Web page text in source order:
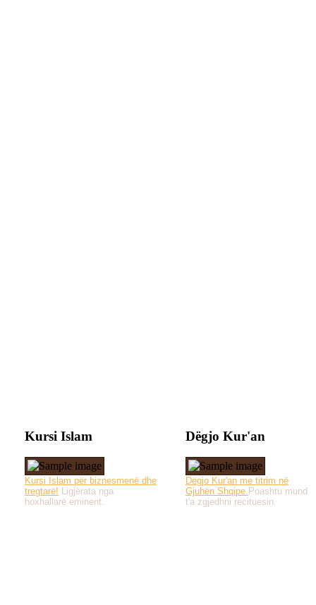
Kursi Islam
Kursi Islam për biznesmenë dhe
tregtarë! Ligjërata nga
hoxhallarë eminent.
Dëgjo Kur'an
Dëgjo Kur'an me titrim në
Gjuhën Shqipe. Poashtu mund
t'a zgjedhni recituesin.